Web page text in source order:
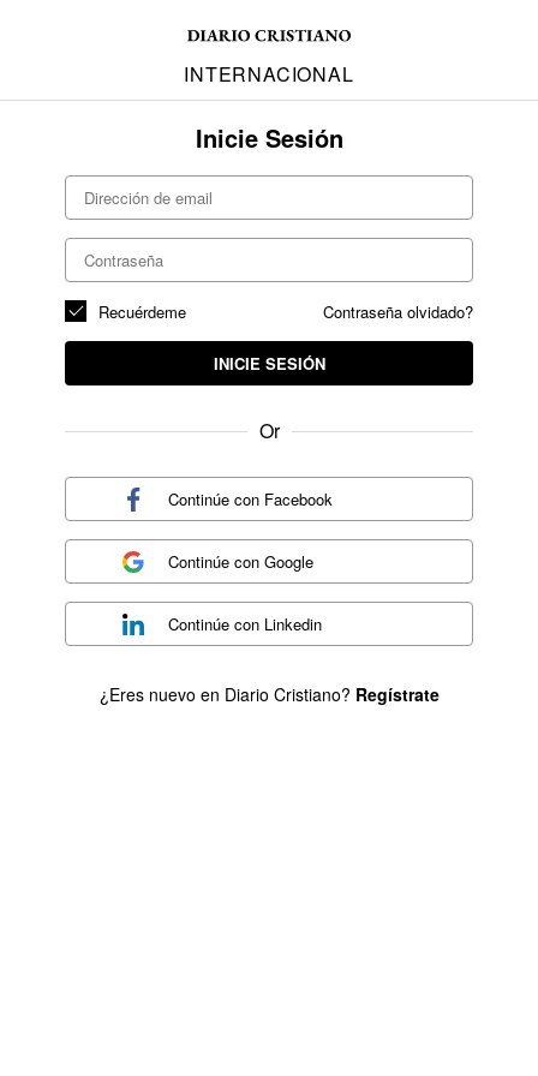
INTERNACIONAL
Inicie Sesión
Contraseña olvidado?
Recuérdeme
INICIE SESIÓN
Or
Continúe con Facebook
Continúe conGoogle
Continúe con Linkedin
¿Eres nuevo en Diario Cristiano? Regístrate